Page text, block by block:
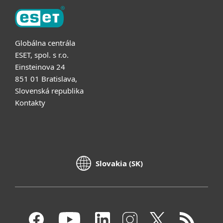
Globálna centrála
ESET, spol. s r.o.
Einsteinova 24
851 01 Bratislava,
Slovenská republika
Kontakty
Slovakia (SK)